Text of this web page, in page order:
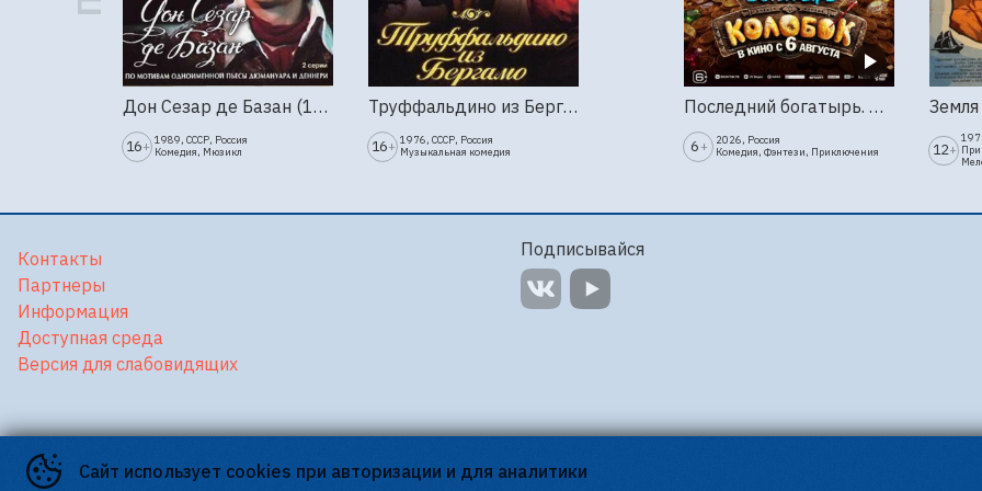
Дон Сезар де Базан (1989г., Ленфильм, 2 серии)
16+ 1989, СССР, Россия
Комедия, Мюзикл
Труффальдино из Бергамо (1976г., Ленфильм, 2 серии)
16+ 1976, СССР, Россия
Музыкальная комедия
Последний богатырь. Колобок
6 +
2026, Россия
Комедия, Фэнтези, Приключения
12+
Сайт использует cookies при авторизации и для аналитики
Контакты
Партнеры
Информация
Доступная среда
Версия для слабовидящих
Подписывайся